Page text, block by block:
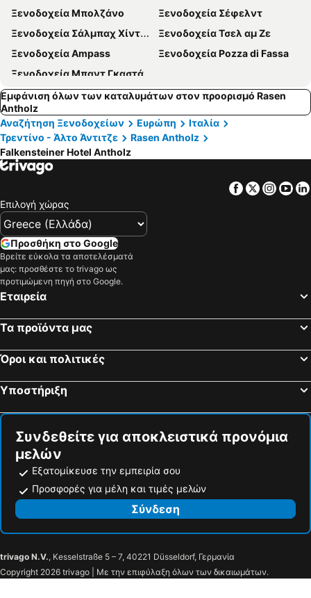
Ξενοδοχεία Μπολζάνο
Ξενοδοχεία Σέφελντ
Ξενοδοχεία Σάλμπαχ Χίντεργκλεμ
Ξενοδοχεία Τσελ αμ Ζε
Ξενοδοχεία Ampass
Ξενοδοχεία Pozza di Fassa
Ξενοδοχεία Μπαντ Γκαστάιν
Εμφάνιση όλων των καταλυμάτων στον προορισμό Rasen
Antholz
Αναζήτηση Ξενοδοχείων
Ευρώπη
Ιταλία
Τρεντίνο - Άλτο Άντιτζε
Rasen Antholz
Falkensteiner Hotel Antholz
Facebook
Twitter
Επιλογή χώρας
Προσθήκη στο Google
Βρείτε εύκολα τα αποτελέσματά
μας: προσθέστε το trivago ως
προτιμώμενη πηγή στο Google.
Εταιρεία
Τα προϊόντα μας
Όροι και πολιτικές
Υποστήριξη
Συνδεθείτε για αποκλειστικά προνόμια
μελών
Εξατομίκευσε την εμπειρία σου
Προσφορές για μέλη και τιμές μελών
Σύνδεση
trivago N.V., Kesselstraße 5 – 7, 40221 Düsseldorf, Γερμανία
Copyright 2026 trivago | Με την επιφύλαξη όλων των δικαιωμάτων.